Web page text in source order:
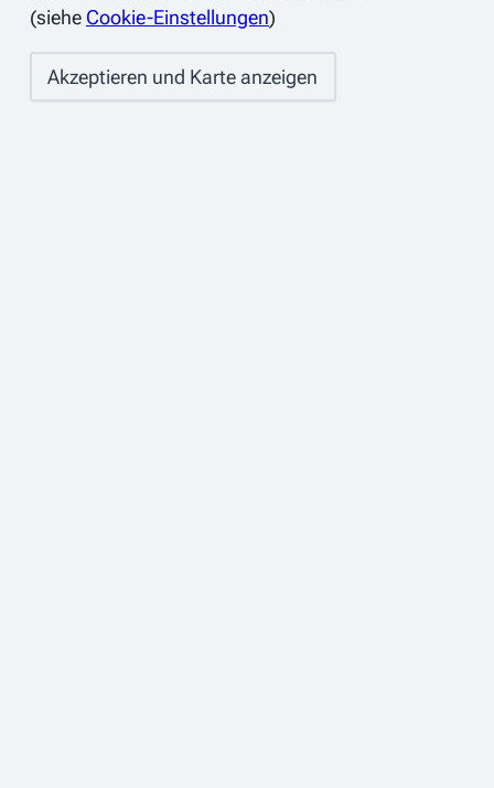
(siehe Cookie-Einstellungen)
Akzeptieren und Karte anzeigen